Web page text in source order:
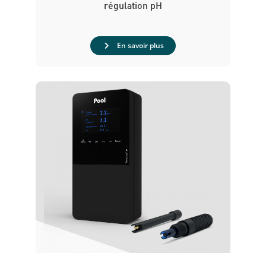
régulation pH
En savoir plus